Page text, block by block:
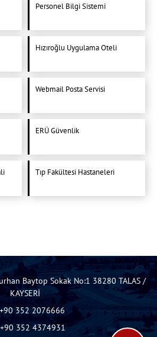
Personel Bilgi Sistemi
Hızıroğlu Uygulama Oteli
Webmail Posta Servisi
ERÜ Güvenlik
Tıp Fakültesi Hastaneleri
Baytop Sokak No:1 38280 TALAS /
KAYSERİ
+90 352 2076666
+90 352 4374931